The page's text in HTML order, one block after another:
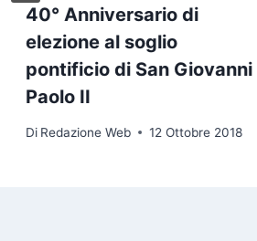
40° Anniversario di
elezione al soglio
pontificio di San Giovanni
Paolo II
Di Redazione Web 12 Ottobre 2018